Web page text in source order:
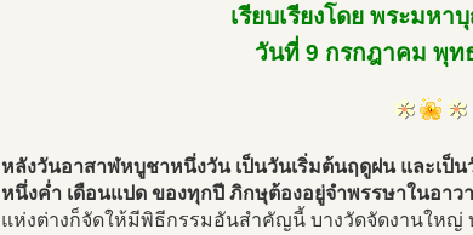
เรียบเรียงโดย พระมห
วันที่ 9 กรกฎาคม พุท
หลังวันอาสาฬหบูชาหนึ่งวัน เป็นวันเริ่มต้นฤดูฝน และเป็
หนึ่งค่ำ เดือนแปด ของทุกปี ภิกษุต้องอยู่จำพรรษาในอาว
แห่งต่างก็จัดให้มีพิธีกรรมอันสำคัญนี้ บางวัดจัดงานใหญ่